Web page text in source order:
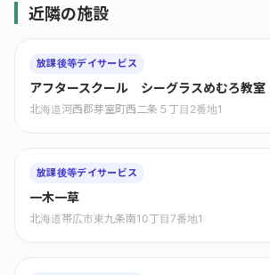
近隣の施設
放課後等デイサービス
アフタースクール シーグラスめむろ教室
北海道河西郡芽室町西二条５丁目2番地1
放課後等デイサービス
一木一草
北海道帯広市東九条南10丁目7番地1